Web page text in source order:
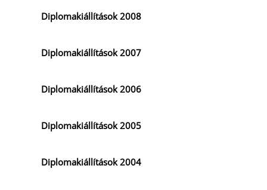
Diplomakiállítások 2008
Diplomakiállítások 2007
Diplomakiállítások 2006
Diplomakiállítások 2005
Diplomakiállítások 2004